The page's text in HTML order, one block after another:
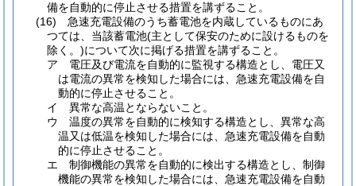
備を自動的に停止させる措置を講ずること。
(16)
急速充電設備のうち蓄電池を内蔵しているものにあ
つては、当該蓄電池(主として保安のために設けるものを
除く。)について次に掲げる措置を講ずること。
ア
電圧及び電流を自動的に監視する構造とし、電圧又
は電流の異常を検知した場合には、急速充電設備を自
動的に停止させること。
イ
異常な高温とならないこと。
ウ
温度の異常を自動的に検知する構造とし、異常な高
温又は低温を検知した場合には、急速充電設備を自動
的に停止させること。
エ
制御機能の異常を自動的に検出する構造とし、制御
機能の異常を検知した場合には、急速充電設備を自動